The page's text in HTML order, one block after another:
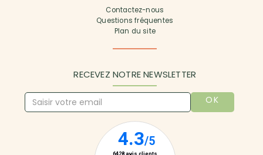
Contactez-nous
Questions fréquentes
Plan du site
RECEVEZ NOTRE NEWSLETTER
OK